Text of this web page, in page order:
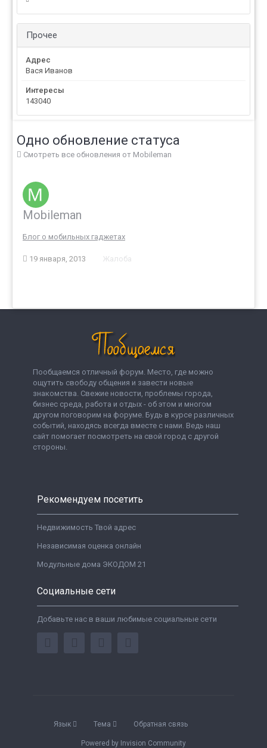
Прочее
Адрес
Вася Иванов
Интересы
143040
Одно обновление статуса
Смотреть все обновления от Mobileman
Mobileman
Блог о мобильных гаджетах
19 января, 2013 Жалоба
Пообщаемся отличный форум. Место, где можно
ощутить свободу общения и завести новые
знакомства. Свежие новости, проблемы города,
бизнес среда, работа и отдых - об этом и многом
другом поговорим на форуме. Будь в курсе различных
событий, находясь всегда вместе с нами. Ведь наш
сайт помогает посмотреть на свой город с другой
стороны.
Рекомендуем посетить
Недвижимость Твой адрес
Независимая оценка онлайн
Модульные дома ЭКОДОМ 21
Социальные сети
Добавьте нас в ваши любимые социальные сети
Язык Тема Обратная связь
Powered by Invision Community